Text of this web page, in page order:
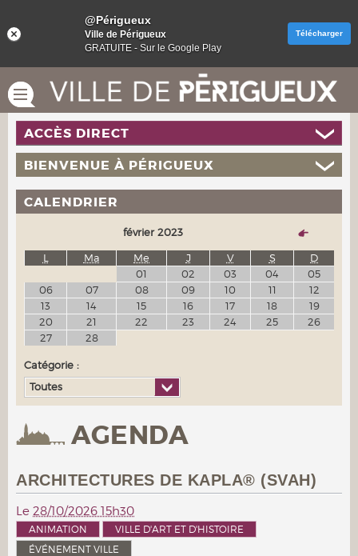
AGENDA
ARCHITECTURES DE KAPLA® (SVAH)
Le 28/10/2026 15h30
ANIMATION
VILLE D'ART ET D'HISTOIRE
ÉVÉNEMENT VILLE
ACCÈS DIRECT
BIENVENUE À PÉRIGUEUX
CALENDRIER
février 2023
L
Ma Me J V S
D
01
02 03 04
05
06
07 08 09 10 11
12
13
14 15 16 17 18
19
20
21 22 23 24 25
26
27
28
Catégorie :
Toutes
@Périgueux
Ville de Périgueux
GRATUITE - Sur le Google Play
Télécharger